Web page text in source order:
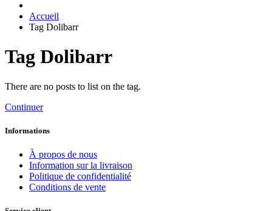
Accueil
Tag Dolibarr
Tag Dolibarr
There are no posts to list on the tag.
Continuer
Informations
À propos de nous
Information sur la livraison
Politique de confidentialité
Conditions de vente